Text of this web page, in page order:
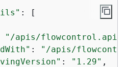
: [
"/apis/
:
"/apis/
: "1.29" ,